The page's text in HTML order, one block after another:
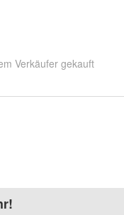
Verkäufer gekauft